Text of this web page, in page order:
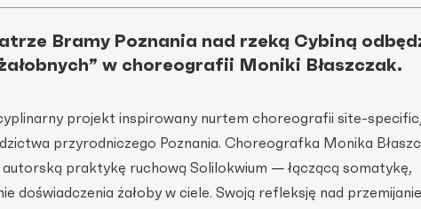
Bramy Poznania nad rzeką Cybiną
w choreografii Moniki Błaszczak.
projekt inspirowany nurtem choreografii site-specific,
przyrodniczego Poznania. Choreografka Monika
praktykę ruchową Solilokwium — łączącą somatykę,
doświadczenia żałoby w ciele. Swoją refleksję nad